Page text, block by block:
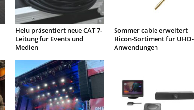
Helu präsentiert neue CAT 7-
Leitung für Events und
Medien
Sommer cable erweitert
Hicon-Sortiment für UHD-
Anwendungen